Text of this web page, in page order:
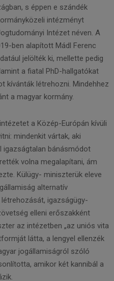
s éppen e szándék
intézményt
Intézet néven. A
ben alapított Mádl Ferenc
jelölték ki, mellette pedig
a fiatal PhD-hallgatókat
kívánták létrehozni. Mindehhez
a magyar kormány.
a Közép-Európán kívüli
mindenkit vártak, aki
igazságtalan bánásmódot
volna megalapítani, ám
Külügy- miniszterük eleve
alternatív
igazságügy-
elleni erőszakként
az intézetben „az uniós vita
látta, a lengyel ellenzék
jogállamiságról szóló
amikor két kannibál a